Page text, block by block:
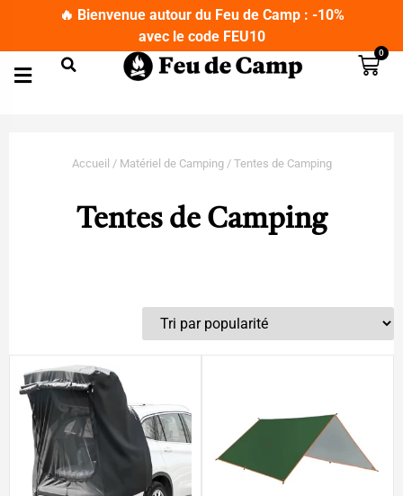
🔥 Bienvenue autour du Feu de Camp : -10%
avec le code FEU10
0
Accueil / Matériel de Camping/ Tentes de Camping
Tentes de Camping